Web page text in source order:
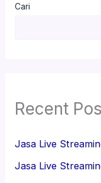
Cari
Recent
Jasa Live
Jasa Live